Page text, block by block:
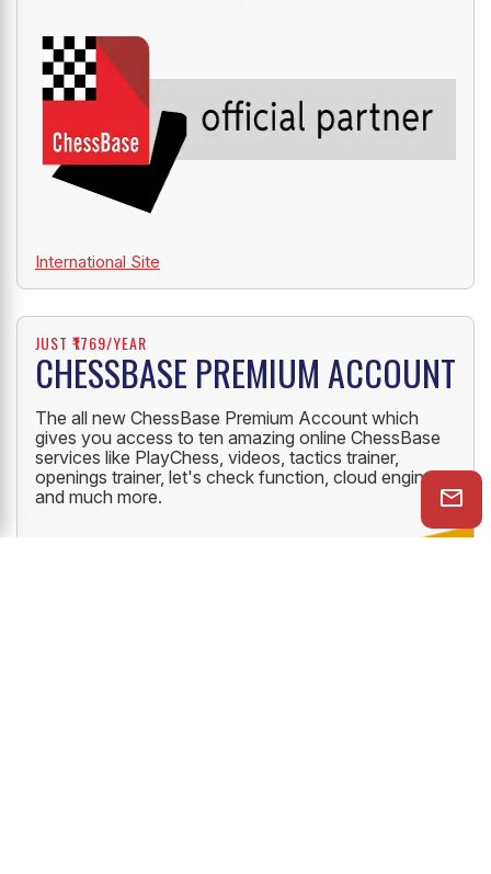
International Site
JUST ₹1769/YEAR
CHESSBASE PREMIUM ACCOUNT
The all new ChessBase Premium Account which
gives you access to ten amazing online ChessBase
services like PlayChess, videos, tactics trainer,
openings trainer, let's check function, cloud engine
and much more.